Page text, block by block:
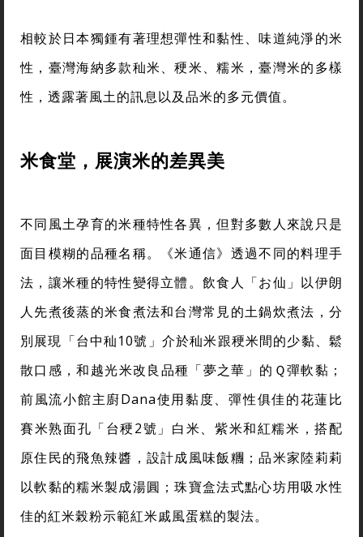
相較於日本獨鍾有著理想彈性和黏性、味道純淨的米
性，臺灣海納多款秈米、稉米、糯米，臺灣米的多樣
性，透露著風土的訊息以及品米的多元價值。
米食堂，展演米的差異美
不同風土孕育的米種特性各異，但對多數人來說只是
面目模糊的品種名稱。《米通信》透過不同的料理手
法，讓米種的特性變得立體。飲食人「お仙」以伊朗
人先煮後蒸的米食煮法和台灣常見的土鍋炊煮法，分
別展現「台中秈10號」介於秈米跟稉米間的少黏、鬆
散口感，和越光米改良品種「夢之華」的Ｑ彈軟黏；
前風流小館主廚Dana使用黏度、彈性俱佳的花蓮比
賽米熟面孔「台稉2號」白米、紫米和紅糯米，搭配
原住民的飛魚辣醬，設計成風味飯糰；品米家陸莉莉
以軟黏的糯米製成湯圓；珠寶盒法式點心坊用吸水性
佳的紅米榖粉示範紅米戚風蛋糕的製法。